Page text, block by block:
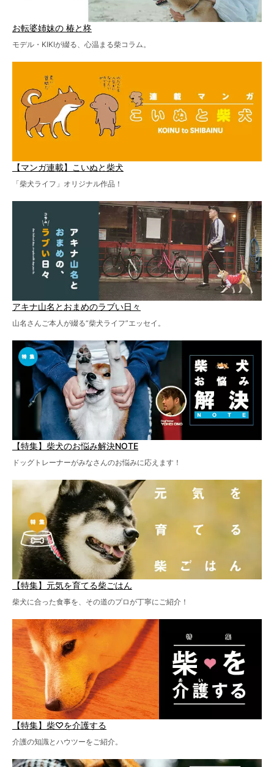
お転婆姉妹の 椿と柊
モデル・KIKIが綴る、心温まる柴コラム。
【マンガ連載】こいぬと柴犬
「柴犬ライフ」オリジナル作品！
アキナ山名とおまめのラブい日々
山名さんご本人が綴る“柴犬ライフ”エッセイ。
【特集】柴犬のお悩み解決NOTE
ドッグトレーナーがみなさんのお悩みに応えます！
【特集】元気を育てる柴ごはん
柴犬に合った食事を、その道のプロが丁寧にご紹介！
【特集】柴♡を介護する
介護の知識とハウツーをご紹介。